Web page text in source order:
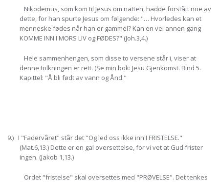
Nikodemus, som kom til Jesus om natten, hadde forstått noe av
dette, for han spurte Jesus om følgende: "… Hvorledes kan et
menneske fødes når han er gammel? Kan en vel annen gang
KOMME INN I MORS LIV og FØDES?" (Joh.3,4.)
Hele sammenhengen, som disse to versene står i, viser at
denne tolkningen er rett. (Se min bok: Jesu Gjenkomst. Bind 5.
Kapittel: "Å bli født av vann og Ånd."
9.) I "Fadervåret" står det "Og led oss ikke inn I FRISTELSE."
(Mat.6,13.) Dette er en gal oversettelse, for vi vet at Gud frister
ingen. (Jakob 1,13.)
Ordet "fristelse" skal oversettes med "PRØVELSE". Det tenkes